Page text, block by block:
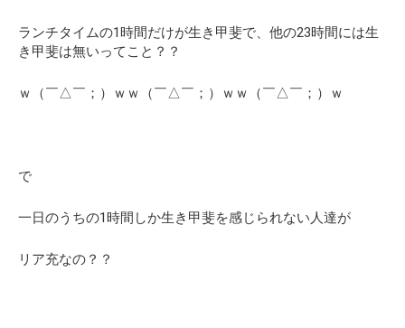
ランチタイムの1時間だけが生き甲斐で、他の23時間には生
き甲斐は無いってこと？？
ｗ（￣△￣；）ｗｗ（￣△￣；）ｗｗ（￣△￣；）ｗ
で
一日のうちの1時間しか生き甲斐を感じられない人達が
リア充なの？？